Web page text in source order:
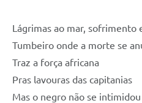
Lágrimas ao mar, sofrimento
Tumbeiro onde a morte se
Traz a força africana
Pras lavouras das capitanias
Mas o negro não se intimidou